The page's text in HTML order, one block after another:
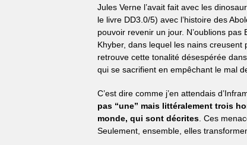
Jules Verne l’avait fait avec les
le livre DD3.0/5) avec l’histoire des
pouvoir revenir un jour. N’oublions
Khyber, dans lequel les nains
retrouve cette tonalité désespérée
qui se sacrifient en empêchant le mal
C’est dire comme j’en attendais
pas “une” mais littéralement trois
monde, qui sont décrites . Ces
Seulement, ensemble, elles